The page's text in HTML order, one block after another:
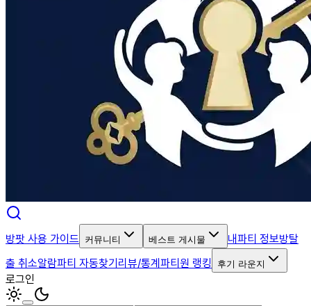
방팟 사용 가이드 커뮤니티 베스트 게시물 내파티 정보방탈
출 취소알람파티 자동찾기리뷰/통계파티원 랭킹 후기 라운지
로그인